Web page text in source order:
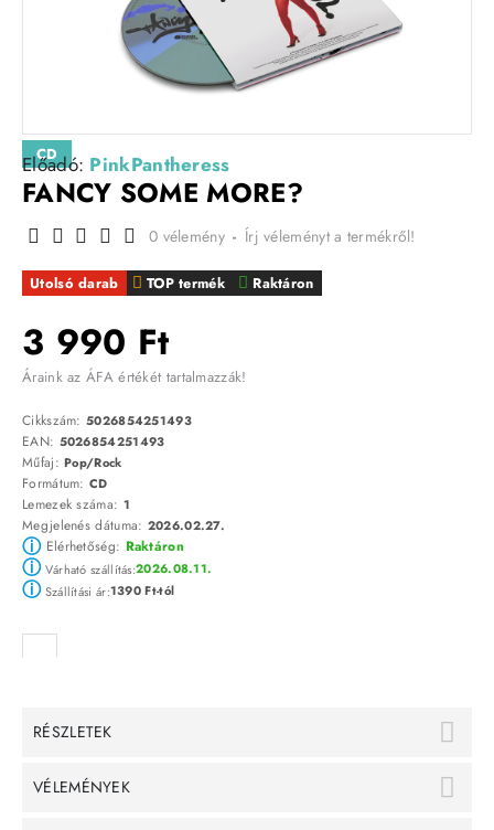
CD
Előadó: PinkPantheress
FANCY SOME MORE?
TOP termék Raktáron
Utolsó darab
0 vélemény - Írj véleményt a termékről!
3 990 Ft
Áraink az ÁFA értékét tartalmazzák!
Cikkszám: 5026854251493
EAN: 5026854251493
Műfaj:Pop/Rock
Formátum: CD
Lemezek száma: 1
Megjelenés dátuma: 2026.02.27.
ⓘElérhetőség: Raktáron
ⓘVárható szállítás:2026.08.11.
ⓘSzállítási ár:1390 Ft-tól
RÉSZLETEK
VÉLEMÉNYEK